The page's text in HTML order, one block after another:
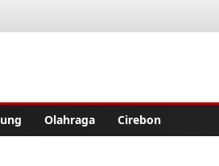
Olahraga Cirebon